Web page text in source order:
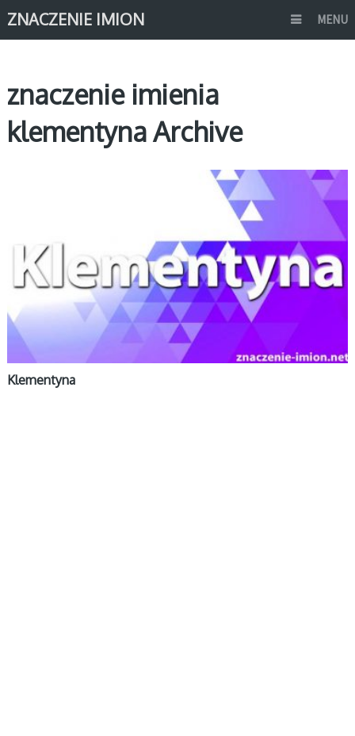
ZNACZENIE IMION MENU
znaczenie imienia
klementyna Archive
Klementyna